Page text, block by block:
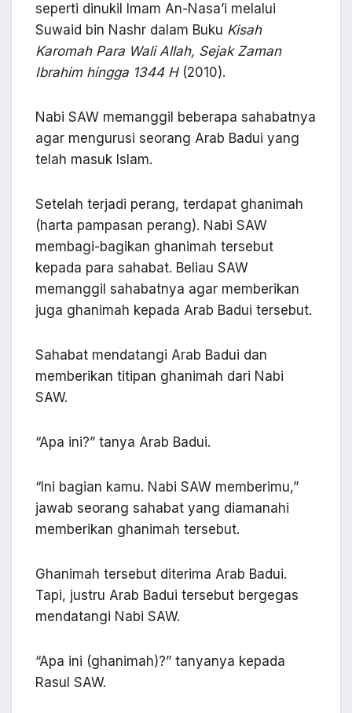
seperti dinukil Imam An-Nasa’i melalui
Suwaid bin Nashr dalam Buku Kisah
Karomah Para Wali Allah, Sejak Zaman
Ibrahim hingga 1344 H(2010).
Nabi SAW memanggil beberapa sahabatnya
agar mengurusi seorang Arab Badui yang
telah masuk Islam.
Setelah terjadi perang, terdapat ghanimah
(harta pampasan perang). Nabi SAW
membagi-bagikan ghanimah tersebut
kepada para sahabat. Beliau SAW
memanggil sahabatnya agar memberikan
juga ghanimah kepada Arab Badui tersebut.
Sahabat mendatangi Arab Badui dan
memberikan titipan ghanimah dari Nabi
SAW.
“Apa ini?” tanya Arab Badui.
“Ini bagian kamu. Nabi SAW memberimu,”
jawab seorang sahabat yang diamanahi
memberikan ghanimah tersebut.
Ghanimah tersebut diterima Arab Badui.
Tapi, justru Arab Badui tersebut bergegas
mendatangi Nabi SAW.
“Apa ini (ghanimah)?” tanyanya kepada
Rasul SAW.